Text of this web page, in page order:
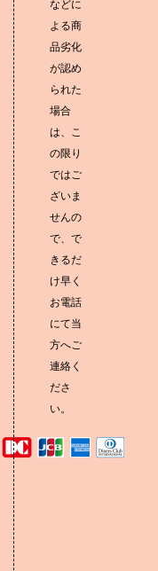
などに
よる商
品劣化
が認め
られた
場合
は、こ
の限り
ではご
ざいま
せんの
で、で
きるだ
け早く
お電話
にて当
方へご
連絡く
ださ
い。